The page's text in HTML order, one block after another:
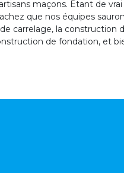
maçons. Étant de vrai
que nos équipes
carrelage, la construction
de fondation, et